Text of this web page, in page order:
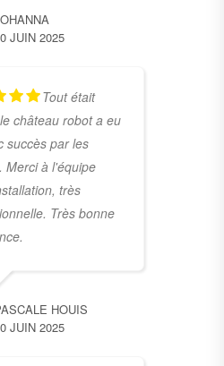
JUIN 2025
Tout était
château robot a eu
succès par les
Merci à l'équipe
très
Très bonne
HOUIS
JUIN 2025